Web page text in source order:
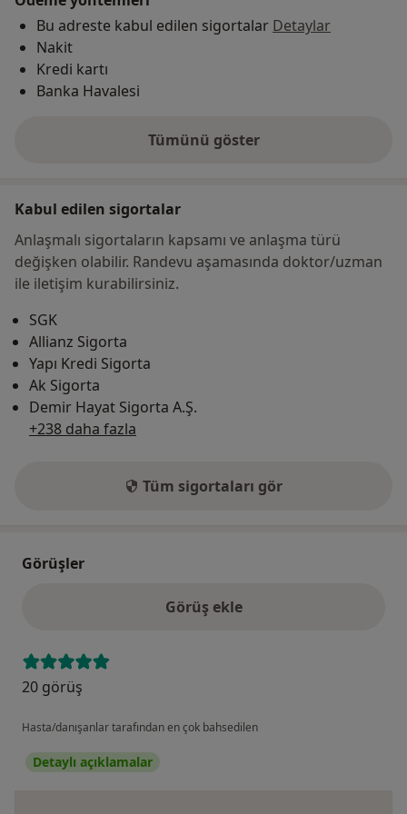
Bu adreste kabul edilen sigortalar Detaylar
Nakit
Kredi kartı
Banka Havalesi
Tümünü göster
adres hakkında
Kabul edilen sigortalar
Anlaşmalı sigortaların kapsamı ve anlaşma türü
değişken olabilir. Randevu aşamasında doktor/uzman
ile iletişim kurabilirsiniz.
SGK
Allianz Sigorta
Yapı Kredi Sigorta
Ak Sigorta
Demir Hayat Sigorta A.Ş.
+238 daha fazla
Tüm sigortaları gör
Görüşler
Görüş ekle
20 görüş
Hasta/danışanlar tarafından en çok bahsedilen
Detaylı açıklamalar